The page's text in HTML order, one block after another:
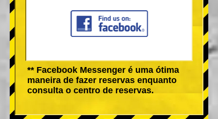
** Facebook Messenger é uma ótima
maneira de fazer reservas enquanto
consulta o centro de reservas.